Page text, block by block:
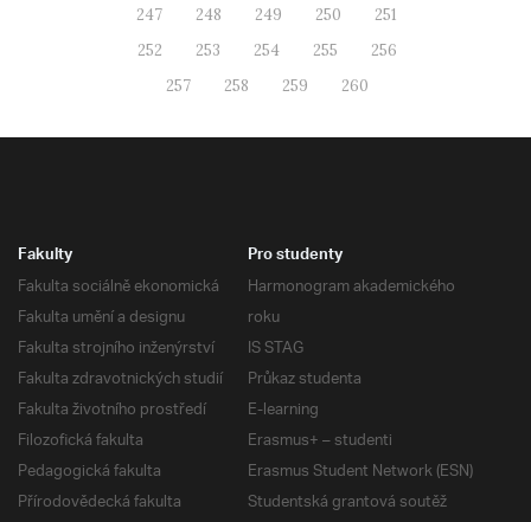
247
248 249 250
251
252
253 254 255
256
257
258 259 260
Fakulty
Fakulta sociálně ekonomická
Fakulta umění a designu
Fakulta strojního inženýrství
Fakulta zdravotnických studií
Fakulta životního prostředí
Filozofická fakulta
Pedagogická fakulta
Přírodovědecká fakulta
Pro studenty
Harmonogram akademického
roku
IS STAG
Průkaz studenta
E-learning
Erasmus+ – studenti
Erasmus Student Network (ESN)
Studentská grantová soutěž